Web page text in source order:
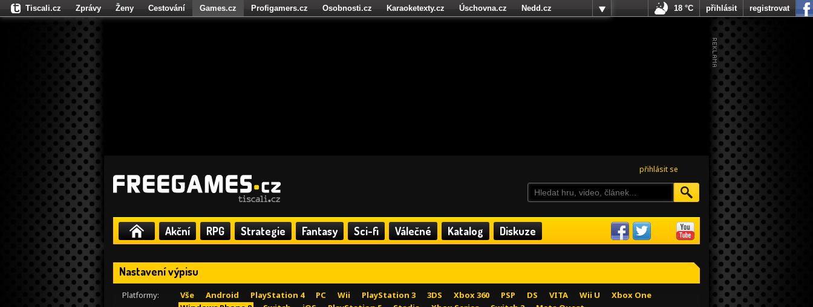
přihlásit se
Akční RPG Strategie Fantasy Sci-fi Válečné Katalog Diskuze
Nastavení výpisu
Platformy: Vše Android PlayStation 4 PC Wii PlayStation 3 3DS Xbox 360 PSP DS VITA Wii U
Xbox One
Tiscali.cz Zprávy Ženy Cestování Games.cz Profigamers.cz Osobnosti.cz Karaoketexty.cz Úschovna.cz
Nedd.cz
Fights.cz
18 °C přihlásit registrovat